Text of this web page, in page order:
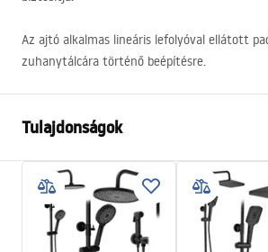
Az ajtó alkalmas lineáris lefolyóval ellátott
zuhanytálcára történő beépítésre.
Tulajdonságok
Az ajtó nyitásának módja
Az ajtó mérete
100
Üvegvastagság
6 mm